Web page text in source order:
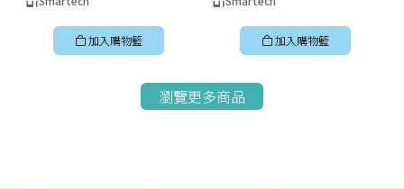
加入購物籃 加入購物籃
瀏覽更多商品